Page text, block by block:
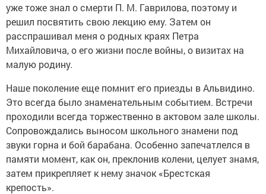
уже тоже знал о смерти П. М. Гаврилова, поэтому и
решил посвятить свою лекцию ему. Затем он
расспрашивал меня о родных краях Петра
Михайловича, о его жизни после войны, о визитах на
малую родину.
Наше поколение еще помнит его приезды в Альвидино.
Это всегда было знаменательным событием. Встречи
проходили всегда торжественно в актовом зале школы.
Сопровождались выносом школьного знамени под
звуки горна и бой барабана. Особенно запечатлелся в
памяти момент, как он, преклонив колени, целует знамя,
затем прикрепляет к нему значок «Брестская
крепость».